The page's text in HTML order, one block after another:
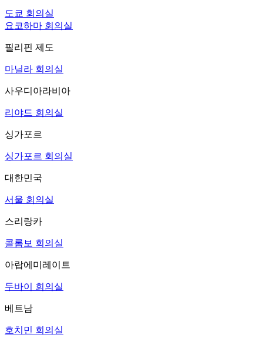
도쿄 회의실
요코하마 회의실
필리핀 제도
마닐라 회의실
사우디아라비아
리야드 회의실
싱가포르
싱가포르 회의실
대한민국
서울 회의실
스리랑카
콜롬보 회의실
아랍에미레이트
두바이 회의실
베트남
호치민 회의실